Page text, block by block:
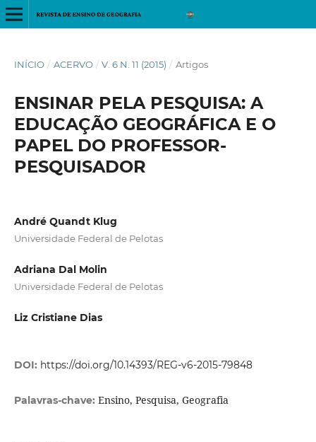
INÍCIO / ACERVO / V. 6 N. 11 (2015) / Artigos
ENSINAR PELA PESQUISA: A
EDUCAÇÃO GEOGRÁFICA E O
PAPEL DO PROFESSOR-
PESQUISADOR
André Quandt Klug
Universidade Federal de Pelotas
Adriana Dal Molin
Universidade Federal de Pelotas
Liz Cristiane Dias
DOI: https://doi.org/10.14393/REG-v6-2015-79848
Palavras-chave: Ensino, Pesquisa, Geografia